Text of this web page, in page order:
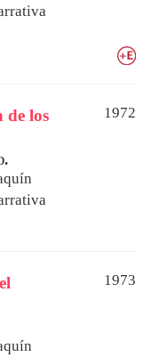
de los
1972
1973